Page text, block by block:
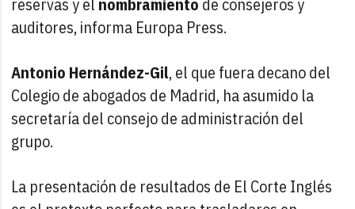
auditores, informa Europa Press.
Antonio Hernández-Gil, el que fuera decano del
Colegio de abogados de Madrid, ha asumido la
secretaría del consejo de administración del
grupo.
La presentación de resultados de El Corte Inglés